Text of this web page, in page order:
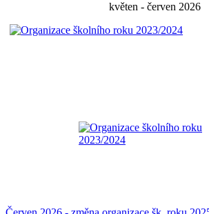
květen - červen 2026